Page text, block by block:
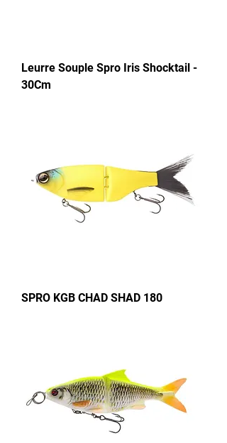
Leurre Souple Spro Iris Shocktail -
30Cm
SPRO KGB CHAD SHAD 180